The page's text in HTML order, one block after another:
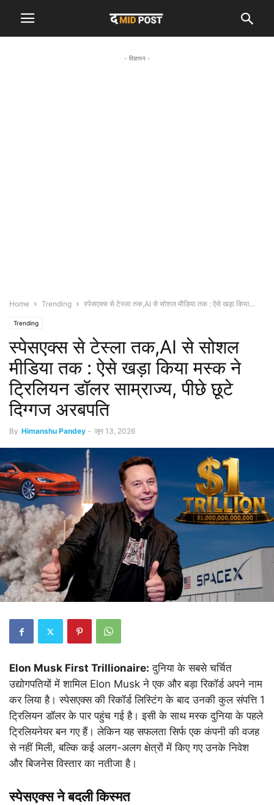
- विज्ञापन -
Home Trending स्पेसएक्स से टेस्ला तक,AI से सोशल मीडिया तक : ऐसे खड़ा किया...
Trending
स्पेसएक्स से टेस्ला तक,AI से सोशल
मीडिया तक : ऐसे खड़ा किया मस्क ने
ट्रिलियन डॉलर साम्राज्य, पीछे छूटे
दिग्गज अरबपति
By Himanshu Pandey - जून 13, 2026
Elon Musk First Trillionaire: दुनिया के सबसे चर्चित
उद्योगपतियों में शामिल Elon Musk ने एक और बड़ा रिकॉर्ड अपने नाम
कर लिया है। स्पेसएक्स की रिकॉर्ड लिस्टिंग के बाद उनकी कुल संपत्ति 1
ट्रिलियन डॉलर के पार पहुंच गई है। इसी के साथ मस्क दुनिया के पहले
ट्रिलियनेयर बन गए हैं। लेकिन यह सफलता सिर्फ एक कंपनी की वजह
से नहीं मिली, बल्कि कई अलग-अलग क्षेत्रों में किए गए उनके निवेश
और बिजनेस विस्तार का नतीजा है।
स्पेसएक्स ने बदली किस्मत